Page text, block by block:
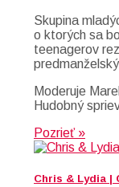
Skupina
o ktorých sa
teenagerov
Moderuje
Hudobný
Pozrieť »
Chris & Lydia |